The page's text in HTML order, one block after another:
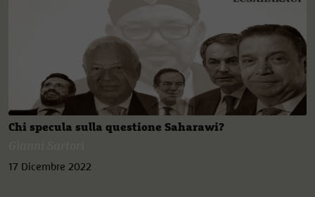
Chi specula sulla questione Saharawi?
17 Dicembre 2022